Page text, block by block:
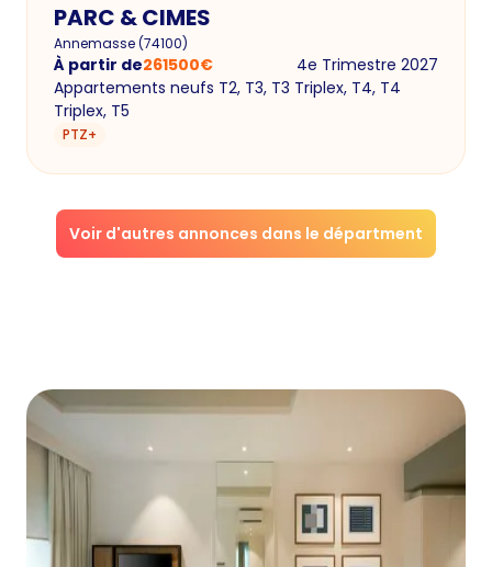
PARC & CIMES
Annemasse(74100)
À partir de261500€
4e Trimestre 2027
Appartements neufs T2, T3, T3 Triplex, T4, T4
Triplex, T5
PTZ+
Voir d'autres annonces dans le départment